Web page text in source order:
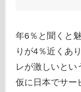
年6％と聞くと
りが4％近くあ
レが激しいとい
仮に日本でサー